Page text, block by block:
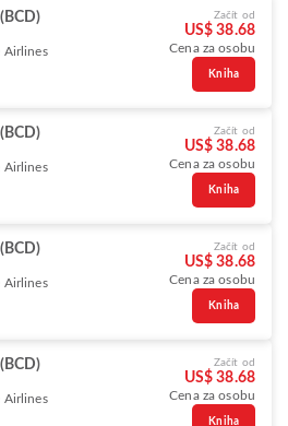
Airlines
Začít od
US$ 38.68
Cena za osobu
Kniha
Airlines
Začít od
US$ 38.68
Cena za osobu
Kniha
Airlines
Začít od
US$ 38.68
Cena za osobu
Kniha
Airlines
Začít od
US$ 38.68
Cena za osobu
Kniha